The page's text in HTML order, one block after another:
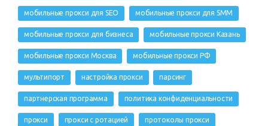
мобильные прокси для SEO мобильные прокси для SMM
мобильные прокси для бизнеса мобильные прокси Казань
мобильные прокси Москва мобильные прокси РФ
мультипорт настройка прокси парсинг
партнерская программа политика конфиденциальности
прокси прокси с ротацией протоколы прокси